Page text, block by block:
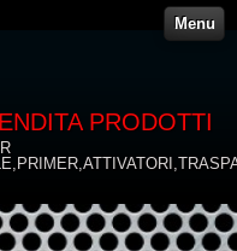
Menu
PRODOTTI